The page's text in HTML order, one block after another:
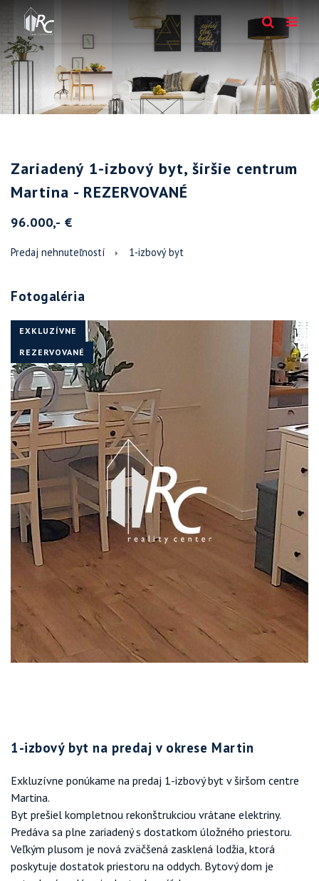
Zariadený 1-izbový byt, širšie centrum
Martina - REZERVOVANÉ
96.000,- €
Predaj nehnuteľností 1-izbový byt
Fotogaléria
EXKLUZÍVNE
REZERVOVANÉ
1-izbový byt na predaj v okrese Martin
Exkluzívne ponúkame na predaj 1-izbový byt v širšom centre
Martina.
Byt prešiel kompletnou rekonštrukciou vrátane elektriny.
Predáva sa plne zariadený s dostatkom úložného priestoru.
Veľkým plusom je nová zväčšená zasklená lodžia, ktorá
poskytuje dostatok priestoru na oddych. Bytový dom je